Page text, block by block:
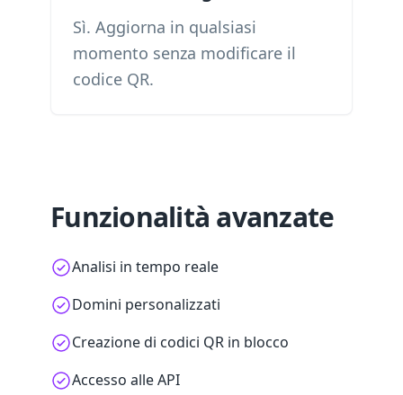
Sì. Aggiorna in qualsiasi
momento senza modificare il
codice QR.
Funzionalità avanzate
Analisi in tempo reale
Domini personalizzati
Creazione di codici QR in blocco
Accesso alle API